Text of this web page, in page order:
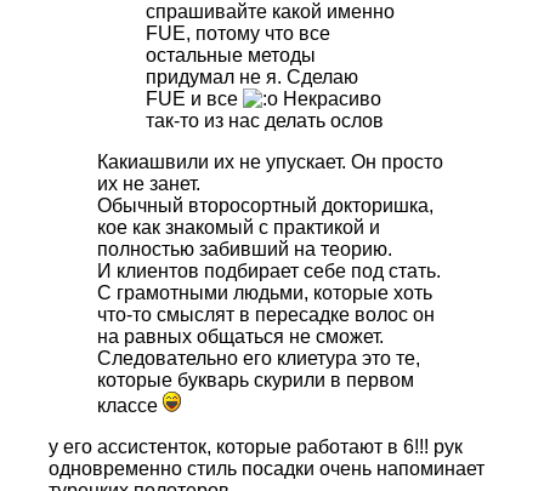
спрашивайте какой именно
FUE, потому что все
остальные методы
придумал не я. Сделаю
FUE и все
Некрасиво
так-то из нас делать ослов
Какиашвили их не упускает. Он просто
их не занет.
Обычный второсортный докторишка,
кое как знакомый с практикой и
полностью забивший на теорию.
И клиентов подбирает себе под стать.
С грамотными людьми, которые хоть
что-то смыслят в пересадке волос он
на равных общаться не сможет.
Следовательно его клиетура это те,
которые букварь скурили в первом
классе
у его ассистенток, которые работают в 6!!! рук
одновременно стиль посадки очень напоминает